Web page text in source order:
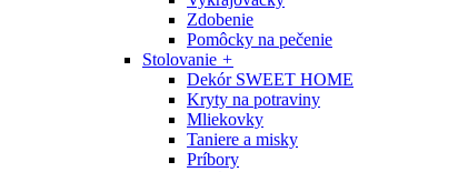
Zdobenie
Pomôcky na pečenie
Stolovanie +
Dekór SWEET HOME
Kryty na potraviny
Mliekovky
Taniere a misky
Príbory